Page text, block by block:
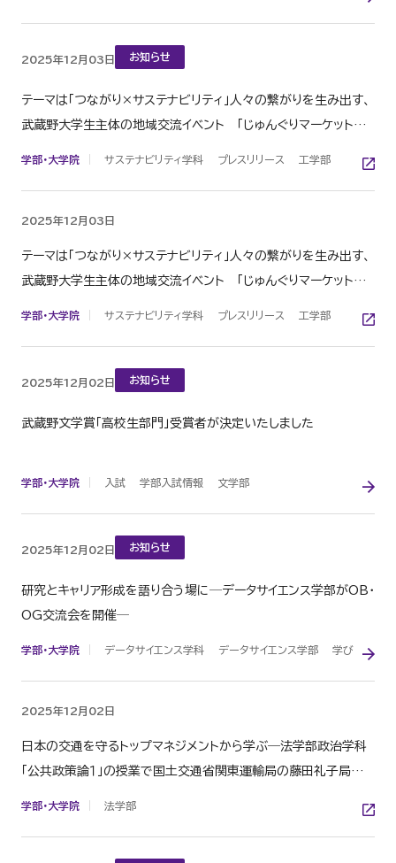
2025年12月03日 お知らせ
テーマは「つながり×サステナビリティ」人々の繋がりを生み出す、
武蔵野大学生主体の地域交流イベント 「じゅんぐりマーケット
学部・大学院 サステナビリティ学科 プレスリリース 工学部
2025年12月03日
テーマは「つながり×サステナビリティ」人々の繋がりを生み出す、
武蔵野大学生主体の地域交流イベント 「じゅんぐりマーケット
学部・大学院 サステナビリティ学科 プレスリリース 工学部
2025年12月02日 お知らせ
武蔵野文学賞「高校生部門」受賞者が決定いたしました
学部・大学院 入試 学部入試情報 文学部
2025年12月02日 お知らせ
研究とキャリア形成を語り合う場に─データサイエンス学部がOB・
OG交流会を開催─
学部・大学院 データサイエンス学科 データサイエンス学部 学び
2025年12月02日
日本の交通を守るトップマネジメントから学ぶ―法学部政治学科
「公共政策論１」の授業で国土交通省関東運輸局の藤田礼子局長
学部・大学院 法学部